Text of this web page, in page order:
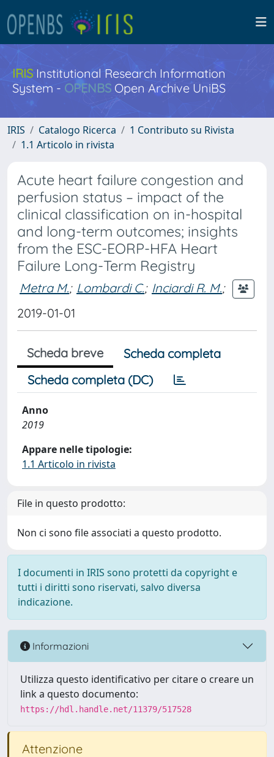
IRISInstitutional Research Information
System - OPENBS Open Archive UniBS
IRIS Catalogo Ricerca
1 Contributo su Rivista
1.1 Articolo in rivista
Acute heart failure congestion and
perfusion status – impact of the
clinical classification on in-hospital
and long-term outcomes; insights
from the ESC-EORP-HFA Heart
Failure Long-Term Registry
Metra M.; Lombardi C.; Inciardi R. M.;
2019-01-01
Scheda breve
Scheda completa
Scheda completa (DC)
Anno
2019
Appare nelle tipologie:
1.1 Articolo in rivista
File in questo prodotto:
Non ci sono file associati a questo prodotto.
I documenti in IRIS sono protetti da copyright e
tutti i diritti sono riservati, salvo diversa
indicazione.
Informazioni
Utilizza questo identificativo per citare o creare un
link a questo documento:
https://hdl.handle.net/11379/517528
Attenzione